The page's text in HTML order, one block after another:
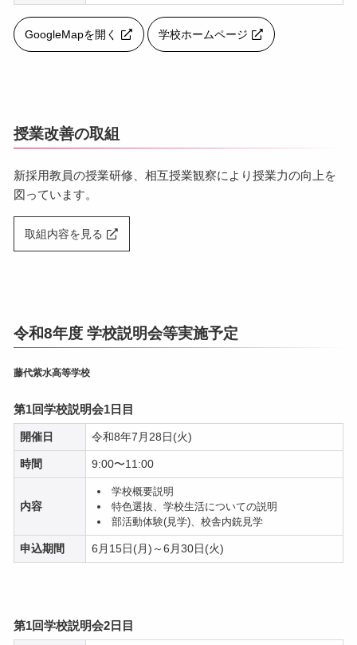
GoogleMapを開く 学校ホームページ
授業改善の取組
新採用教員の授業研修、相互授業観察により授業力の向上を
図っています。
取組内容を見る
令和8年度 学校説明会等実施予定
藤代紫水高等学校
第1回学校説明会1日目
開催日 令和8年7月28日(火)
時間 9:00〜11:00
内容
学校概要説明
特色選抜、学校生活についての説明
部活動体験(見学)、校舎内銃見学
申込期間 6月15日(月)～6月30日(火)
第1回学校説明会2日目